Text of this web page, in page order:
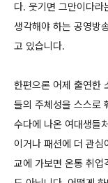
다. 웃기면 그만이다라
생각해야 하는 공영방
고 있습니다.
한편으론 어제 출연한
들의 주체성을 스스로
수다에 나온 여대생들
이거나 패션에 더 관
교에 가보면 온통 취업